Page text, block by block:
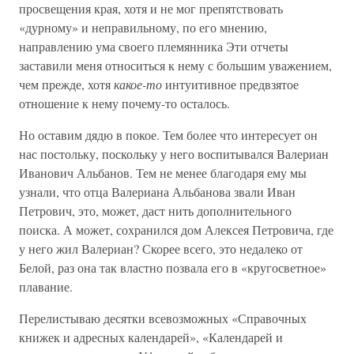
просвещения края, хотя и не мог препятствовать
«дурному» и неправильному, по его мнению,
направлению ума своего племянника Эти отчеты
заставили меня относиться к нему с большим уважением,
чем прежде, хотякакое-тоинтуитивное предвзятое
отношение к нему почему-то осталось.
Но оставим дядю в покое. Тем более что интересует он
нас постольку, поскольку у него воспитывался Валериан
Иванович Альбанов. Тем не менее благодаря ему мы
узнали, что отца Валериана Альбанова звали Иван
Петрович, это, может, даст нить дополнительного
поиска. А может, сохранился дом Алексея Петровича, где
у него жил Валериан? Скорее всего, это недалеко от
Белой, раз она так властно позвала его в «кругосветное»
плавание.
Перелистываю десятки всевозможных «Справочных
книжек и адресных календарей», «Календарей и